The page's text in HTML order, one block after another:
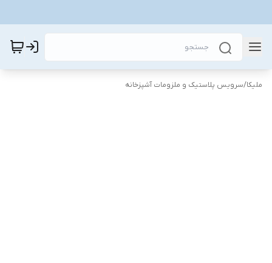
ملیکا/سرویس پلاستیک و ملزومات آشپزخانه